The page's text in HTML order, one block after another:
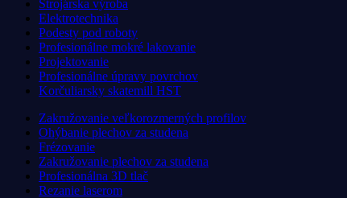
Strojárska výroba
Elektrotechnika
Podesty pod roboty
Profesionálne mokré lakovanie
Projektovanie
Profesionálne úpravy povrchov
Korčuliarsky skatemill HST
Zakružovanie veľkorozmerných profilov
Ohýbanie plechov za studena
Frézovanie
Zakružovanie plechov za studena
Profesionálna 3D tlač
Rezanie laserom